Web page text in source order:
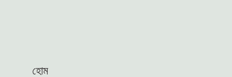
হোম